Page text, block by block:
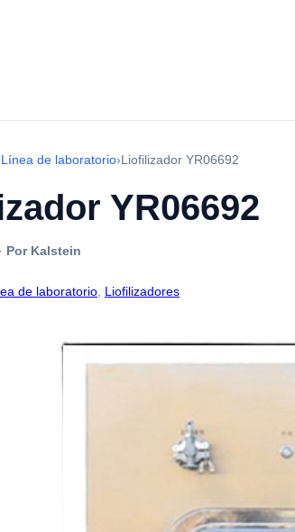
Línea de laboratorio›Liofilizador YR06692
YR06692
· Por Kalstein
de laboratorio Liofilizadores